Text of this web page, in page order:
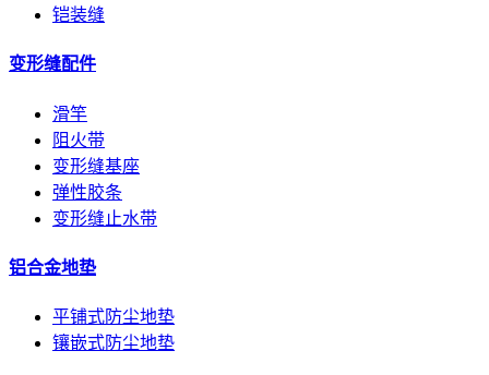
铠装缝
变形缝配件
滑竿
阻火带
变形缝基座
弹性胶条
变形缝止水带
铝合金地垫
平铺式防尘地垫
镶嵌式防尘地垫